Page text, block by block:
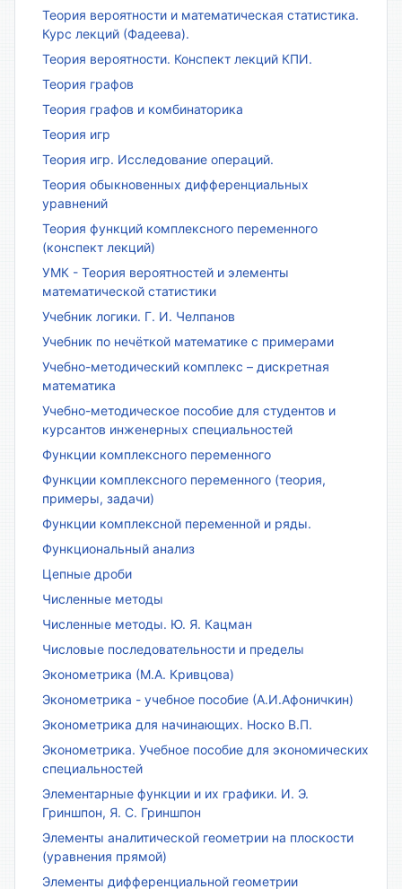
Теория вероятности и математическая статистика.
Курс лекций (Фадеева).
Теория вероятности. Конспект лекций КПИ.
Теория графов
Теория графов и комбинаторика
Теория игр
Теория игр. Исследование операций.
Теория обыкновенных дифференциальных
уравнений
Теория функций комплексного переменного
(конспект лекций)
УМК - Теория вероятностей и элементы
математической статистики
Учебник логики. Г. И. Челпанов
Учебник по нечёткой математике с примерами
Учебно-методический комплекс – дискретная
математика
Учебно-методическое пособие для студентов и
курсантов инженерных специальностей
Функции комплексного переменного
Функции комплексного переменного (теория,
примеры, задачи)
Функции комплексной переменной и ряды.
Функциональный анализ
Цепные дроби
Численные методы
Численные методы. Ю. Я. Кацман
Числовые последовательности и пределы
Эконометрика (М.А. Кривцова)
Эконометрика - учебное пособие (А.И.Афоничкин)
Эконометрика для начинающих. Носко В.П.
Эконометрика. Учебное пособие для экономических
специальностей
Элементарные функции и их графики. И. Э.
Гриншпон, Я. С. Гриншпон
Элементы аналитической геометрии на плоскости
(уравнения прямой)
Элементы дифференциальной геометрии